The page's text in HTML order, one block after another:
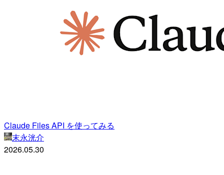
Claude Files API を使ってみる
末永洸介
2026.05.30